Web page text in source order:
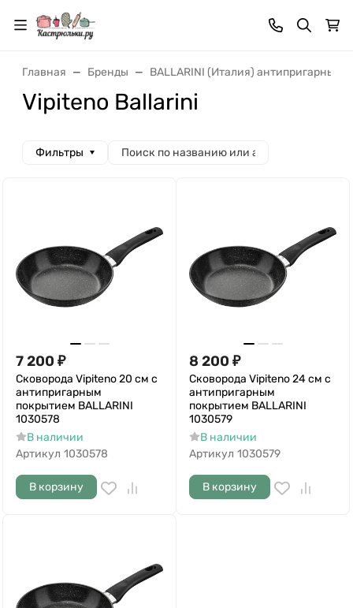
Главная Бренды BALLARINI (Италия) антипригарные
Vipiteno Ballarini
Фильтры
7 200 ₽
Сковорода Vipiteno 20 см c
антипригарным
покрытием BALLARINI
1030578
В наличии
Артикул 1030578
В корзину
8 200 ₽
Сковорода Vipiteno 24 см c
антипригарным
покрытием BALLARINI
1030579
В наличии
Артикул 1030579
В корзину